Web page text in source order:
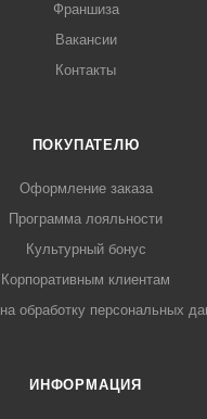
Франшиза
Вакансии
Контакты
ПОКУПАТЕЛЮ
Оформление заказа
Программа лояльности
Культурный бонус
Корпоративным клиентам
обработку персональных
ИНФОРМАЦИЯ